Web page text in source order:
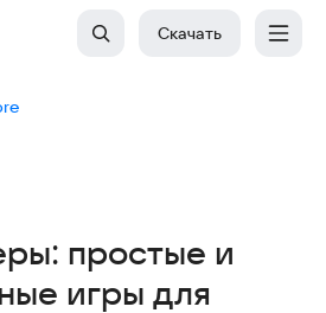
Скачать
простые и
игры для